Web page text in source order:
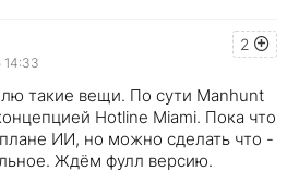
2
14:33
такие вещи. По сути Manhunt
Hotline Miami. Пока что
ИИ, но можно сделать что -
Ждём фулл версию.